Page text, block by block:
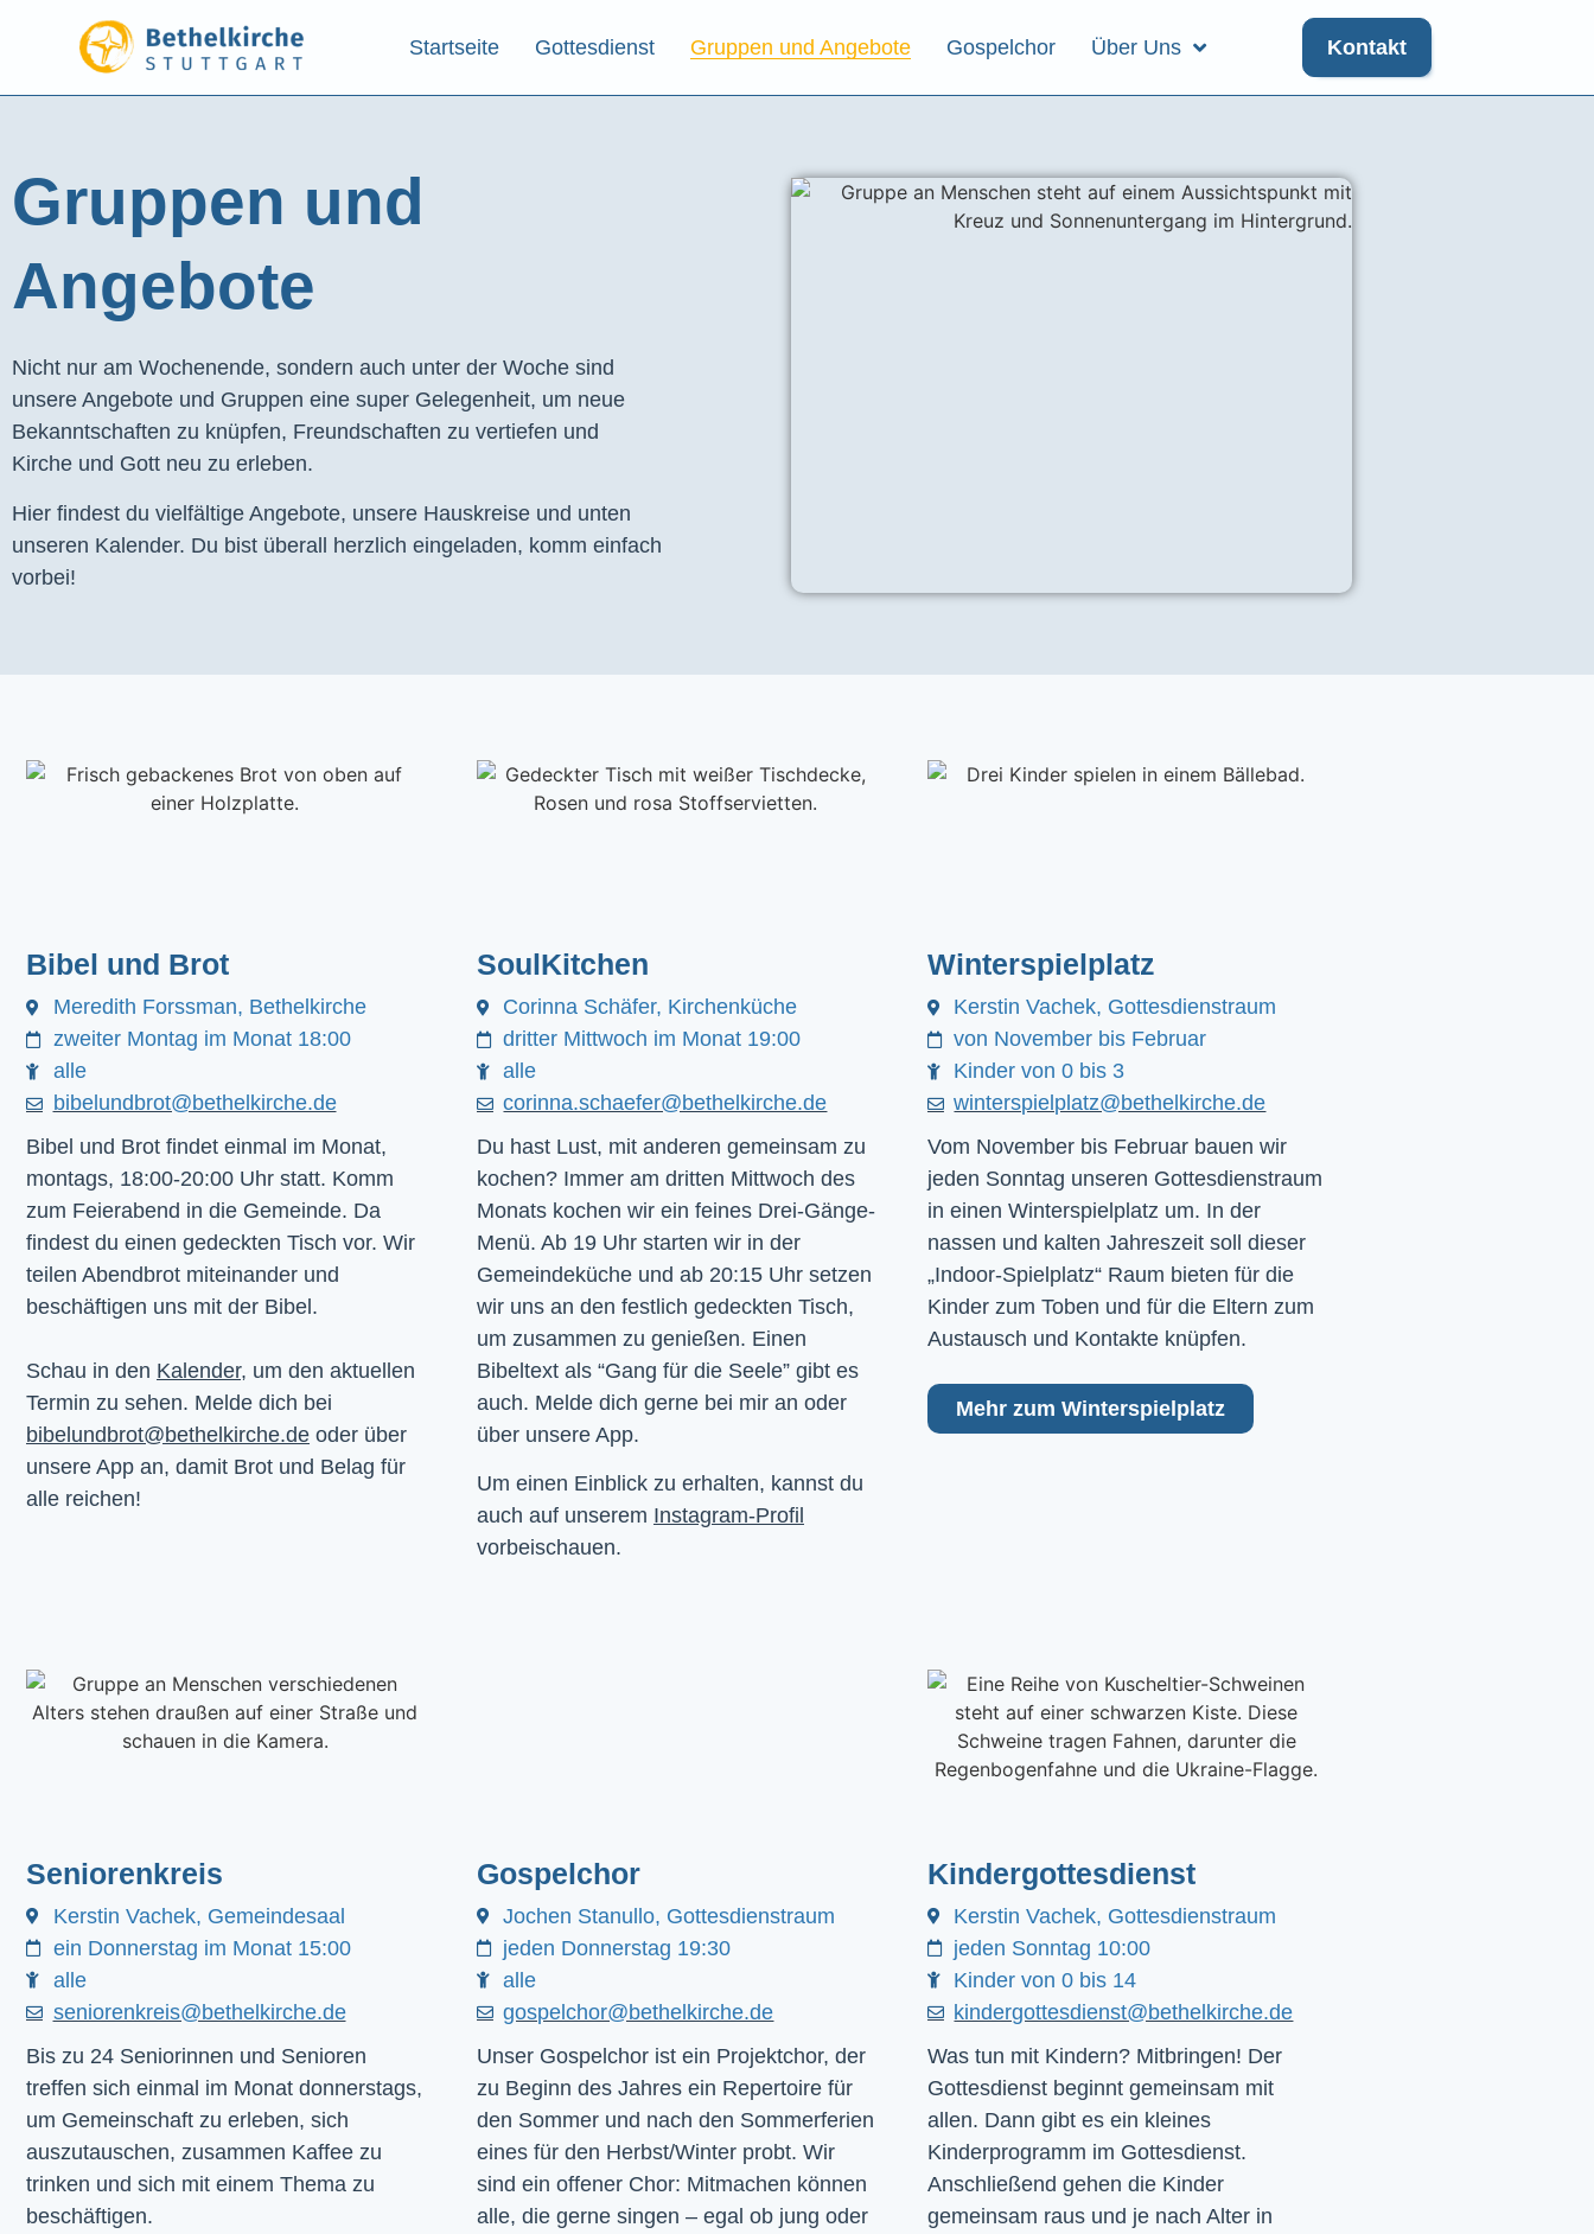
Startseite Gottesdienst Gruppen und Angebote Gospelchor Über Uns Kontakt
Gruppen und
Angebote​
Nicht nur am Wochenende, sondern auch unter der Woche sind
unsere Angebote und Gruppen eine super Gelegenheit, um neue
Bekanntschaften zu knüpfen, Freundschaften zu vertiefen und
Kirche und Gott neu zu erleben.
Hier findest du vielfältige Angebote, unsere Hauskreise und unten
unseren Kalender. Du bist überall herzlich eingeladen, komm einfach
vorbei!
Bibel und Brot
Meredith Forssman, Bethelkirche
zweiter Montag im Monat 18:00
alle
bibelundbrot@bethelkirche.de
Bibel und Brot findet einmal im Monat,
montags, 18:00-20:00 Uhr statt. Komm
zum Feierabend in die Gemeinde. Da
findest du einen gedeckten Tisch vor. Wir
teilen Abendbrot miteinander und
beschäftigen uns mit der Bibel.
Schau in den Kalender, um den aktuellen
Termin zu sehen. Melde dich bei
bibelundbrot@bethelkirche.de oder über
unsere App an, damit Brot und Belag für
alle reichen!
SoulKitchen
Corinna Schäfer, Kirchenküche
dritter Mittwoch im Monat 19:00
alle
corinna.schaefer@bethelkirche.de
Du hast Lust, mit anderen gemeinsam zu
kochen? Immer am dritten Mittwoch des
Monats kochen wir ein feines Drei-Gänge-
Menü. Ab 19 Uhr starten wir in der
Gemeindeküche und ab 20:15 Uhr setzen
wir uns an den festlich gedeckten Tisch,
um zusammen zu genießen. Einen
Bibeltext als “Gang für die Seele” gibt es
auch. Melde dich gerne bei mir an oder
über unsere App.
Um einen Einblick zu erhalten, kannst du
auch auf unserem Instagram-Profil
vorbeischauen.
Winterspielplatz
Kerstin Vachek, Gottesdienstraum
von November bis Februar
Kinder von 0 bis 3
winterspielplatz@bethelkirche.de
Vom November bis Februar bauen wir
jeden Sonntag unseren Gottesdienstraum
in einen Winterspielplatz um. In der
nassen und kalten Jahreszeit soll dieser
„Indoor-Spielplatz“ Raum bieten für die
Kinder zum Toben und für die Eltern zum
Austausch und Kontakte knüpfen.
Mehr zum Winterspielplatz
Seniorenkreis
Kerstin Vachek, Gemeindesaal
ein Donnerstag im Monat 15:00
alle
seniorenkreis@bethelkirche.de
Bis zu 24 Seniorinnen und Senioren
treffen sich einmal im Monat donnerstags,
um Gemeinschaft zu erleben, sich
auszutauschen, zusammen Kaffee zu
trinken und sich mit einem Thema zu
beschäftigen.
Gospelchor
Jochen Stanullo, Gottesdienstraum
jeden Donnerstag 19:30
alle
gospelchor@bethelkirche.de
Unser Gospelchor ist ein Projektchor, der
zu Beginn des Jahres ein Repertoire für
den Sommer und nach den Sommerferien
eines für den Herbst/Winter probt. Wir
sind ein offener Chor: Mitmachen können
alle, die gerne singen – egal ob jung oder
Kindergottesdienst
Kerstin Vachek, Gottesdienstraum
jeden Sonntag 10:00
Kinder von 0 bis 14
kindergottesdienst@bethelkirche.de
Was tun mit Kindern? Mitbringen! Der
Gottesdienst beginnt gemeinsam mit
allen. Dann gibt es ein kleines
Kinderprogramm im Gottesdienst.
Anschließend gehen die Kinder
gemeinsam raus und je nach Alter in